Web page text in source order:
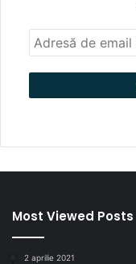
Most Viewed Posts
2 aprilie 2021